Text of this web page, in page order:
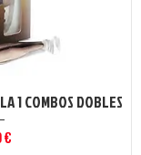
1 COMBOS DOBLES
€